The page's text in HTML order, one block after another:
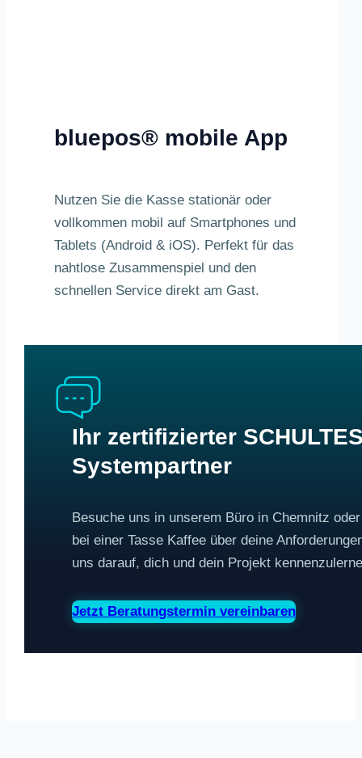
bluepos® mobile App
Nutzen Sie die Kasse stationär oder
vollkommen mobil auf Smartphones und
Tablets (Android & iOS). Perfekt für das
nahtlose Zusammenspiel und den
schnellen Service direkt am Gast.
Ihr zertifizierter
Systempartner
Besuche uns in unserem Büro in Chemnitz
bei einer Tasse Kaffee über deine
uns darauf, dich und dein Projekt
Jetzt Beratungstermin vereinbaren